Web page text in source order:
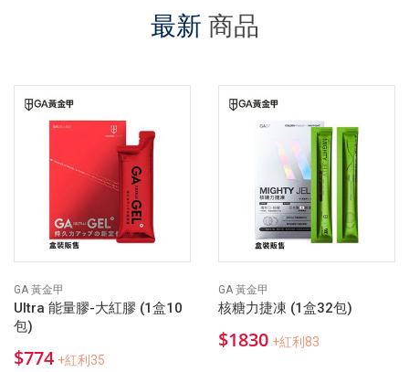
最新 商品
GA 黃金甲
Ultra 能量膠-大紅膠 (1盒10
包)
$774 +紅利35
GA 黃金甲
核糖力捷凍 (1盒32包)
$1830 +紅利83